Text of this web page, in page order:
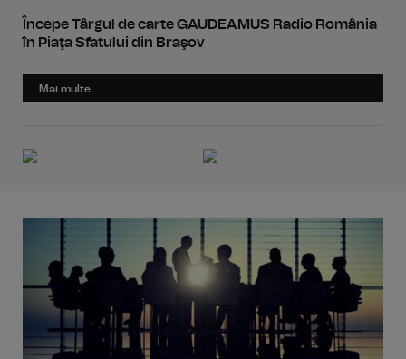
Începe Târgul de carte GAUDEAMUS Radio România
în Piaţa Sfatului din Braşov
Mai multe...